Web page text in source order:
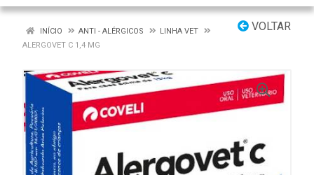
VOLTAR
INÍCIO ANTI - ALÉRGICOS
LINHA VET
ALERGOVET C 1,4 MG